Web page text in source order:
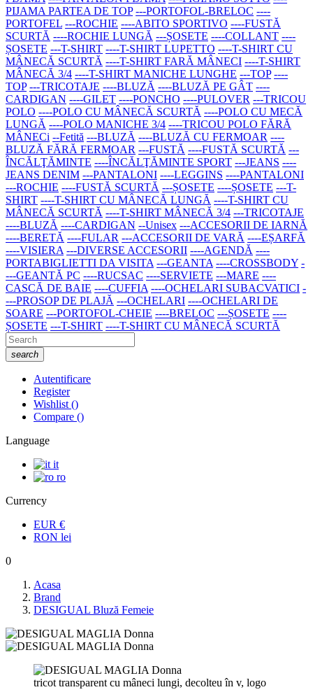
PIJAMA PARTEA DE TOP ---PORTOFOL-BRELOC ----
PORTOFEL ---ROCHIE ----ABITO SPORTIVO ----FUSTĂ
SCURTĂ ----ROCHIE LUNGĂ ---ȘOSETE ----COLLANT ----
ȘOSETE ---T-SHIRT ----T-SHIRT LUPETTO ----T-SHIRT CU
MÂNECĂ SCURTĂ ----T-SHIRT FARĂ MÂNECI ----T-SHIRT
MÂNECĂ 3/4 ----T-SHIRT MANICHE LUNGHE ---TOP ----
TOP ---TRICOTAJE ----BLUZĂ ----BLUZĂ PE GÂT ----
CARDIGAN ----GILET ----PONCHO ----PULOVER ---TRICOU
POLO ----POLO CU MÂNECĂ SCURTĂ ----POLO CU MECĂ
LUNGĂ ----POLO MANICHE 3/4 ----TRICOU POLO FĂRĂ
MÂNECi --Fetită ---BLUZĂ ----BLUZĂ CU FERMOAR ----
BLUZĂ FĂRĂ FERMOAR ---FUSTĂ ----FUSTĂ SCURTĂ ---
ÎNCĂLŢĂMINTE ----ÎNCĂLŢĂMINTE SPORT ---JEANS ----
JEANS DENIM ---PANTALONI ----LEGGINS ----PANTALONI
---ROCHIE ----FUSTĂ SCURTĂ ---ȘOSETE ----ȘOSETE ---T-
SHIRT ----T-SHIRT CU MÂNECĂ LUNGĂ ----T-SHIRT CU
MÂNECĂ SCURTĂ ----T-SHIRT MÂNECĂ 3/4 ---TRICOTAJE
----BLUZĂ ----CARDIGAN --Unisex ---ACCESORII DE IARNĂ
----BERETĂ ----FULAR ---ACCESORII DE VARĂ ----EȘARFĂ
----VISIERA ---DIVERSE ACCESORII ----AGENDĂ ----
PORTABIGLIETTI DA VISITA ---GEANTA ----CROSSBODY -
---GEANTĂ PC ----RUCSAC ----SERVIETE ---MARE ----
CASCĂ DE BAIE ----CUFFIA ----OCHELARI SUBACVATICI -
---PROSOP DE PLAJĂ ---OCHELARI ----OCHELARI DE
SOARE ---PORTOFOL-CHEIE ----BRELOC ---ȘOSETE ----
ȘOSETE ---T-SHIRT ----T-SHIRT CU MÂNECĂ SCURTĂ
search
Autentificare
Register
Wishlist ()
Compare ()
Language
it
ro
Currency
EUR €
RON lei
0
Acasa
Brand
DESIGUAL Bluză Femeie
tricot transparent cu mâneci lungi, decolteu în v, logo